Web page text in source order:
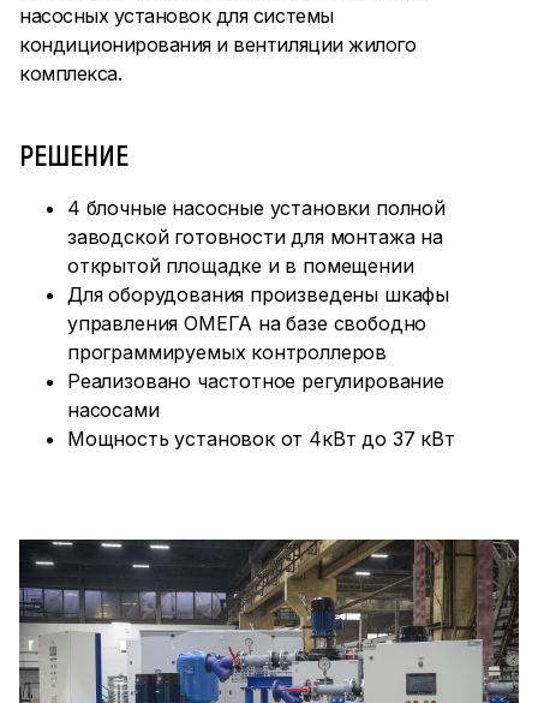
насосных установок для системы
кондиционирования и вентиляции жилого
комплекса.
РЕШЕНИЕ
4 блочные насосные установки полной
заводской готовности для монтажа на
открытой площадке и в помещении
Для оборудования произведены шкафы
управления ОМЕГА на базе свободно
программируемых контроллеров
Реализовано частотное регулирование
насосами
Мощность установок от 4кВт до 37 кВт